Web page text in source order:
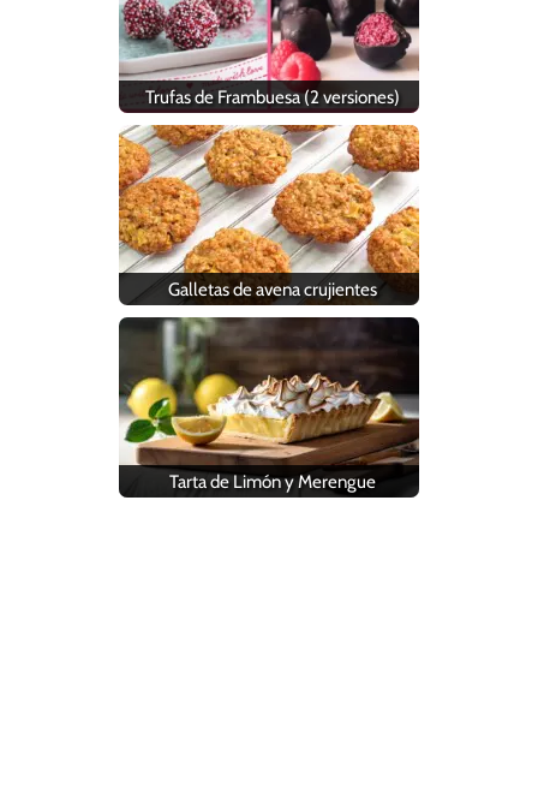
Trufas de Frambuesa (2 versiones)
Galletas de avena crujientes
Tarta de Limón y Merengue